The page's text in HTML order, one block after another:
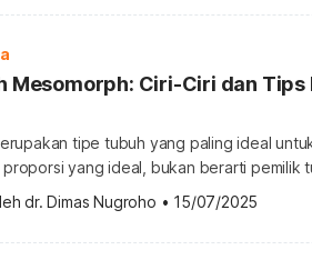
itu otot forearm? Otot forearm adalah
Mesomorph: Ciri-Ciri dan Tips
tipe tubuh yang paling ideal
proporsi yang ideal, bukan berarti pemilik
kebugaran. Apakah Anda memiliki
ciri-cirinya dan tips kebugaran yang
adalah salah satu dari tipe
dr. Dimas Nugroho • 15/07/2025